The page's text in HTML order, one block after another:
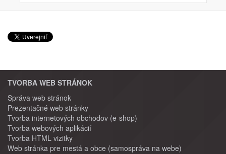
TVORBA WEB STRÁNOK
Správa web stránok
Prezentačné web stránky
Tvorba internetových obchodov (e-shop)
Tvorba webových aplikácií
Tvorba HTML vizitky
Web stránka pre mestá a obce (samospráva na webe)